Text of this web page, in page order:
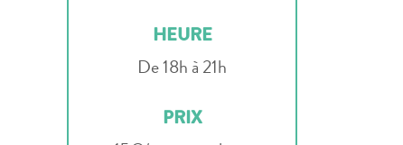
HEURE
De 18h à 21h
PRIX